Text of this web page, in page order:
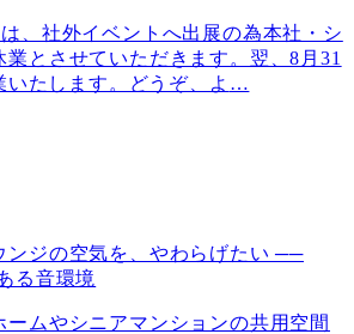
、社外イベントへ出展の為本社・シ
業とさせていただきます。翌、8月31
いたします。どうぞ、よ …
ンジの空気を、やわらげたい ──
る音環境
ムやシニアマンションの共用空間